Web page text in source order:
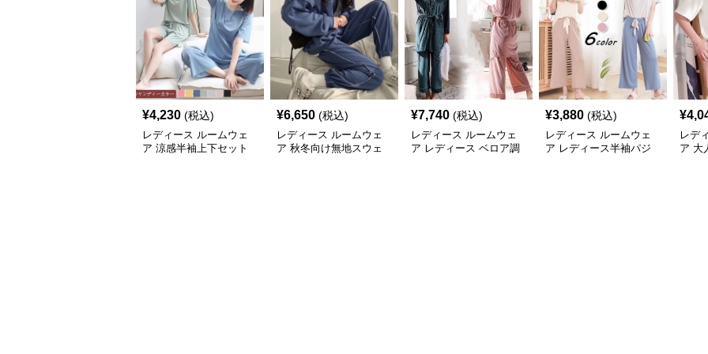
¥4,230 (税込)
レディース ルームウェ
ア 涼感半袖上下セット
¥6,650 (税込)
レディース ルームウェ
ア 秋冬向け無地スウェ
¥7,740 (税込)
レディース ルームウェ
ア レディース ベロア調
¥3,880 (税込)
レディース ルームウェ
ア レディース半袖パジ
¥
レデ
ア 大